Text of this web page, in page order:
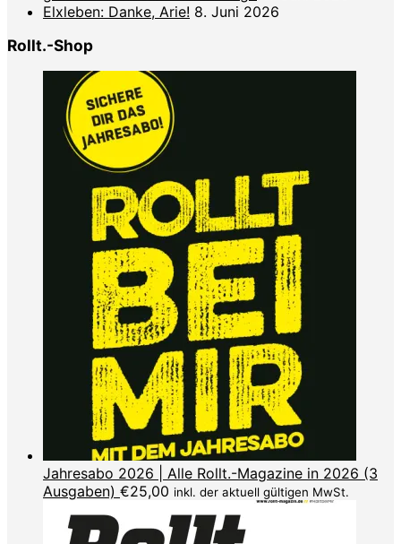
Elxleben: Danke, Arie! 8. Juni 2026
Rollt.-Shop
Jahresabo 2026 | Alle Rollt.-Magazine in 2026 (3
Ausgaben) €25,00 inkl. der aktuell gültigen MwSt.